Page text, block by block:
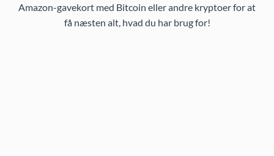
Amazon-gavekort med Bitcoin eller andre kryptoer for at
få næsten alt, hvad du har brug for!